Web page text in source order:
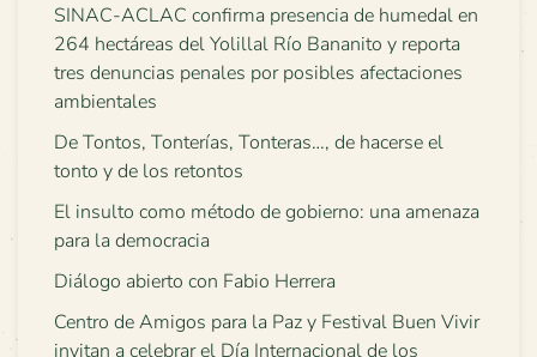
SINAC-ACLAC confirma presencia de humedal en
264 hectáreas del Yolillal Río Bananito y reporta
tres denuncias penales por posibles afectaciones
ambientales
De Tontos, Tonterías, Tonteras…, de hacerse el
tonto y de los retontos
El insulto como método de gobierno: una amenaza
para la democracia
Diálogo abierto con Fabio Herrera
Centro de Amigos para la Paz y Festival Buen Vivir
invitan a celebrar el Día Internacional de los